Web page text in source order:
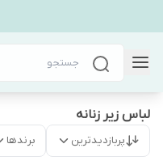
لباس زیر زنانه
پربازدیدترین برندها